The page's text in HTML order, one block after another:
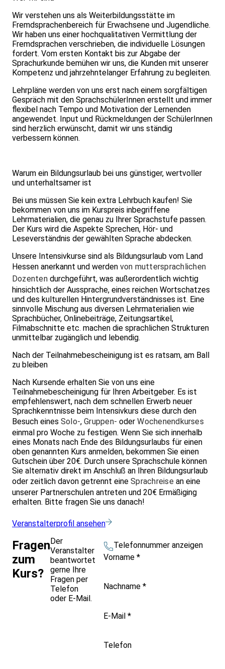
Wir verstehen uns als Weiterbildungsstätte im
Fremdsprachenbereich für Erwachsene und Jugendliche.
Wir haben uns einer hochqualitativen Vermittlung der
Fremdsprachen verschrieben, die individuelle Lösungen
fordert. Vom ersten Kontakt bis zur Abgabe der
Sprachurkunde bemühen wir uns, die Kunden mit unserer
Kompetenz und jahrzehntelanger Erfahrung zu begleiten.
Lehrpläne werden von uns erst nach einem sorgfältigen
Gespräch mit den SprachschülerInnen erstellt und immer
flexibel nach Tempo und Motivation der Lernenden
angewendet. Input und Rückmeldungen der SchülerInnen
sind herzlich erwünscht, damit wir uns ständig
verbessern können.
Warum ein Bildungsurlaub bei uns günstiger, wertvoller
und unterhaltsamer ist
Bei uns müssen Sie kein extra Lehrbuch kaufen! Sie
bekommen von uns im Kurspreis inbegriffene
Lehrmaterialien, die genau zu Ihrer Sprachstufe passen.
Der Kurs wird die Aspekte Sprechen, Hör- und
Leseverständnis der gewählten Sprache abdecken.
Unsere Intensivkurse sind als Bildungsurlaub vom Land
Hessen anerkannt und werden von muttersprachlichen
Dozentendurchgeführt, was außerordentlich wichtig
hinsichtlich der Aussprache, eines reichen Wortschatzes
und des kulturellen Hintergrundverständnisses ist. Eine
sinnvolle Mischung aus diversen Lehrmaterialien wie
Sprachbücher, Onlinebeiträge, Zeitungsartikel,
Filmabschnitte etc. machen die sprachlichen Strukturen
unmittelbar zugänglich und lebendig.
Nach der Teilnahmebescheinigung ist es ratsam, am Ball
zu bleiben
Nach Kursende erhalten Sie von uns eine
Teilnahmebescheinigung für Ihren Arbeitgeber. Es ist
empfehlenswert, nach dem schnellen Erwerb neuer
Sprachkenntnisse beim Intensivkurs diese durch den
Besuch eines Solo-,Gruppen-oderWochenendkurses
einmal pro Woche zu festigen. Wenn Sie sich innerhalb
eines Monats nach Ende des Bildungsurlaubs für einen
oben genannten Kurs anmelden, bekommen Sie einen
Gutschein über 20€. Durch unsere Sprachschule können
Sie alternativ direkt im Anschluß an Ihren Bildungsurlaub
oder zeitlich davon getrennt eine Sprachreisean eine
unserer Partnerschulen antreten und 20€ Ermäßiging
erhalten. Bitte fragen Sie uns danach!
Veranstalterprofil ansehen
Fragen
zum
Kurs?
Der
Veranstalter
beantwortet
gerne Ihre
Fragen per
Telefon
oder E-Mail.
Telefonnummer anzeigen
Vorname *
Nachname *
E-Mail *
Telefon